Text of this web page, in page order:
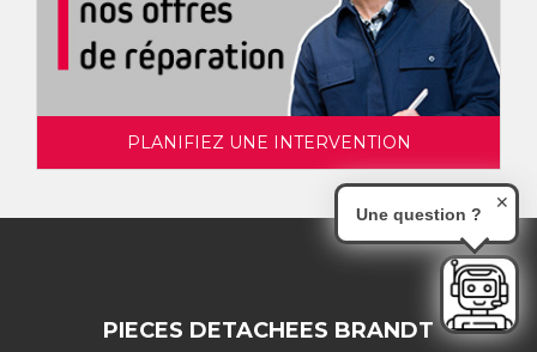
PLANIFIEZ UNE INTERVENTION
PIECES DETACHEES BRANDT
Une question ?
✕